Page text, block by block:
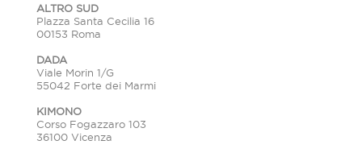
ALTRO SUD
Plazza Santa Cecilia 16
00153 Roma
DADA
Viale Morin 1/G
55042 Forte dei Marmi
KIMONO
Corso Fogazzaro 103
36100 Vicenza